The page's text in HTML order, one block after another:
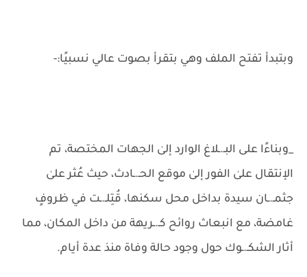
وبتبدأ تفتح الملف وهي بتقرأ بصوت عالي نسبيًا:-
_وبناءًا على البـ.ـلاغ الوارد إلىٰ الجهات المختصة، تم
الإنتقال علىٰ الفور إلىٰ موقع الحـ.ـادث، حيث عُثر علىٰ
جثمـ.ـان سيدة بداخل محل سكنها، قُتِلـ.ـت في ظروفٍ
غامضة، مع انبعاث روائح كـ.ـريهة من داخل المكان، مما
أثار الشكـ.ـوك حول وجود حالة وفاة منذ عدة أيام.